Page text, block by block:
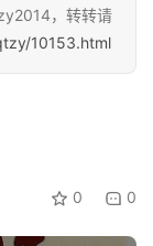
，转转请
10153.html
0 0